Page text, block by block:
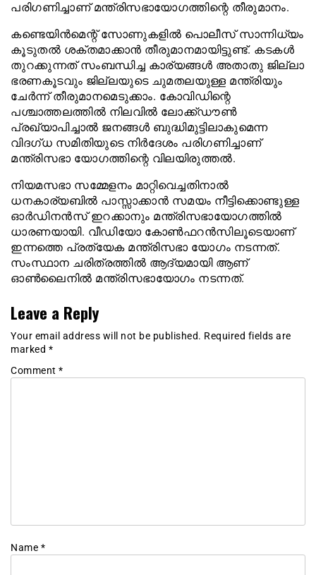
പരിഗണിച്ചാണ് മന്ത്രിസഭായോഗത്തിന്റെ തീരുമാനം.
കണ്ടെയിന്‍മെന്റ് സോണുകളില്‍ പൊലീസ് സാന്നിധ്യം
കൂടുതല്‍ ശക്തമാക്കാന്‍ തീരുമാനമായിട്ടുണ്ട്. കടകള്‍
തുറക്കുന്നത് സംബന്ധിച്ച കാര്യങ്ങള്‍ അതാതു ജില്ലാ
ഭരണകൂടവും ജില്ലയുടെ ചുമതലയുള്ള മന്ത്രിയും
ചേര്‍ന്ന് തീരുമാനമെടുക്കാം. കോവിഡിന്റെ
പശ്ചാത്തലത്തില്‍ നിലവില്‍ ലോക്ക്ഡൗണ്‍
പ്രഖ്യാപിച്ചാല്‍ ജനങ്ങള്‍ ബുദ്ധിമുട്ടിലാകുമെന്ന
വിദഗ്ധ സമിതിയുടെ നിര്‍ദേശം പരിഗണിച്ചാണ്
മന്ത്രിസഭാ യോഗത്തിന്റെ വിലയിരുത്തല്‍.
നിയമസഭാ സമ്മേളനം മാറ്റിവെച്ചതിനാല്‍
ധനകാര്യബില്‍ പാസ്സാക്കാന്‍ സമയം നീട്ടിക്കൊണ്ടുള്ള
ഓര്‍ഡിനന്‍സ് ഇറക്കാനും മന്ത്രിസഭായോഗത്തില്‍
ധാരണയായി. വീഡിയോ കോണ്‍ഫറന്‍സിലൂടെയാണ്
ഇന്നത്തെ പ്രത്യേക മന്ത്രിസഭാ യോഗം നടന്നത്.
സംസ്ഥാന ചരിത്രത്തില്‍ ആദ്യമായി ആണ്
ഓണ്‍ലൈനില്‍ മന്ത്രിസഭായോഗം നടന്നത്.
Leave a Reply
Your email address will not be published. Required fields are
marked *
Comment *
Name *